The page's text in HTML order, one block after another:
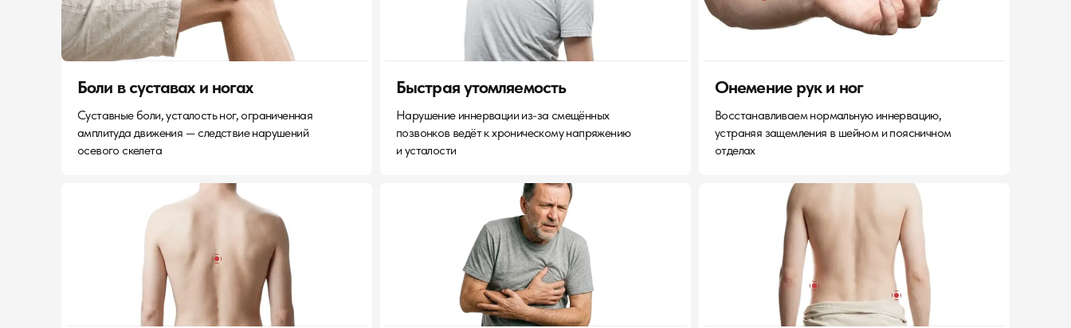
Боли в суставах и ногах Быстрая утомляемость Онемение рук и ног
Суставные боли, усталость ног, ограниченная
амплитуда движения — следствие нарушений
осевого скелета
Нарушение иннервации из-за смещённых
позвонков ведёт к хроническому напряжению
и усталости
Восстанавливаем нормальную иннервацию,
устраняя защемления в шейном и поясничном
отделах